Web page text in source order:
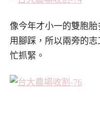
像今年才小一的雙胞
用腳踩，所以兩旁的
忙抓緊。